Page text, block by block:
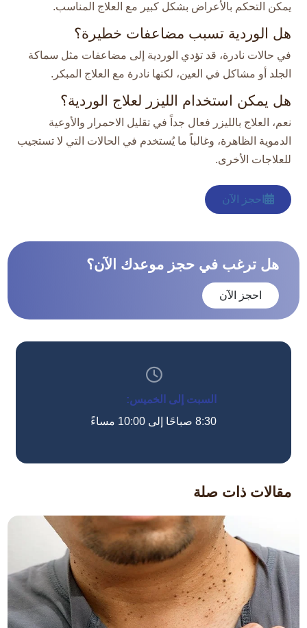
يمكن التحكم بالأعراض بشكل كبير مع العلاج المناسب.​
هل الوردية تسبب مضاعفات خطيرة؟
في حالات نادرة، قد تؤدي الوردية إلى مضاعفات مثل سماكة
الجلد أو مشاكل في العين، لكنها نادرة مع العلاج المبكر.​
هل يمكن استخدام الليزر لعلاج الوردية؟
نعم، العلاج بالليزر فعال جداً في تقليل الاحمرار والأوعية
الدموية الظاهرة، وغالباً ما يُستخدم في الحالات التي لا تستجيب
للعلاجات الأخرى.​
احجز الآن
هل ترغب في حجز موعدك الآن؟
احجز الآن
السبت إلى الخميس:
8:30 صباحًا إلى 10:00 مساءً
مقالات ذات صلة